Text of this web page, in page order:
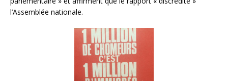
l’Assemblée nationale.